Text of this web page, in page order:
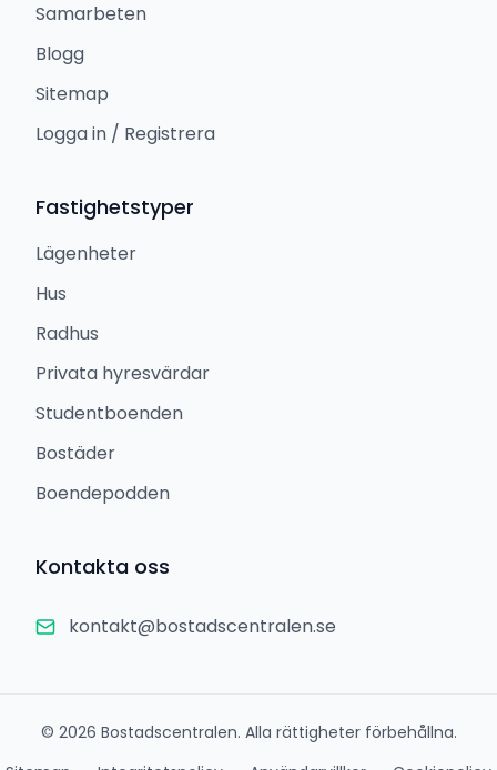
Samarbeten
Blogg
Sitemap
Logga in / Registrera
Fastighetstyper
Lägenheter
Hus
Radhus
Privata hyresvärdar
Studentboenden
Bostäder
Boendepodden
Kontakta oss
kontakt@bostadscentralen.se
© 2026 Bostadscentralen. Alla rättigheter förbehållna.